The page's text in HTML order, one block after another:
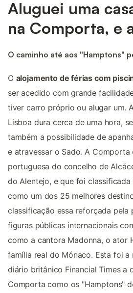
Aluguei uma
na Comporta, e
O caminho até aos "Hamptons"
O alojamento de férias com
ser acedido com grande
tiver carro próprio ou alugar um.
Lisboa dura cerca de uma hora,
também a possibilidade de
e atravessar o Sado. A Comporta
portuguesa do concelho de
do Alentejo, e que foi
como um dos 25 melhores
classificação essa reforçada pela
figuras públicas internacionais
como a cantora Madonna, o ator
família real do Mónaco. Esta foi a
diário britânico Financial Times a
Comporta como os "Hamptons"